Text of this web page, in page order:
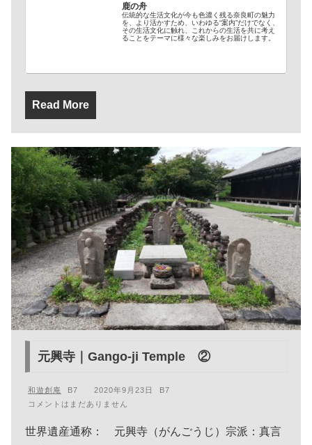
鹿の舟
伝統的な生活文化が今も色濃く残る奈良町の魅力
を、より活かすため、いわゆる“案内”だけでなく、
その生活文化に触れ、これからの生活を共に考え
ることをテーマに様々な楽しみをお届けします。
Read More
元興寺｜Gango-ji Temple ②
和遊創庵
2020年9月23日
コメントはまだありません
世界遺産通称： 元興寺（がんごうじ）宗派：真言